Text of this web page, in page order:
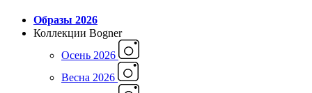
Образы 2026
Коллекции Bogner
Осень 2026
Весна 2026